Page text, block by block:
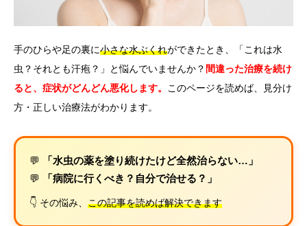
手のひらや足の裏に小さな水ぶくれができたとき、「これは水
虫？それとも汗疱？」と悩んでいませんか？ 間違った治療を続け
ると、症状がどんどん悪化します。
このページを読めば、見分け
方・正しい治療法がわかります。
💬
「水虫の薬を塗り続けたけど全然治らない…」
💬
「病院に行くべき？自分で治せる？」
👇 その悩み、 この記事を読めば解決できます